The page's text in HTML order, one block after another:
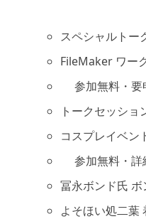
スペシャルトー
FileMaker ワー
参加無料・
トークセッショ
コスプレイベン
参加無料・
冨永ボンド氏 ボ
よそほい処二葉